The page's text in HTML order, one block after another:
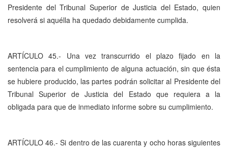
Presidente del Tribunal Superior de Justicia del Estado, quien
resolverá si aquélla ha quedado debidamente cumplida.
ARTÍCULO 45.- Una vez transcurrido el plazo fijado en la
sentencia para el cumplimiento de alguna actuación, sin que ésta
se hubiere producido, las partes podrán solicitar al Presidente del
Tribunal Superior de Justicia del Estado que requiera a la
obligada para que de inmediato informe sobre su cumplimiento.
ARTÍCULO 46.- Si dentro de las cuarenta y ocho horas siguientes